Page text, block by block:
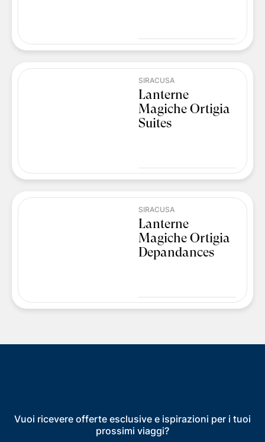
SIRACUSA
Lanterne
Magiche Ortigia
Suites
SIRACUSA
Lanterne
Magiche Ortigia
Depandances
Vuoi ricevere offerte esclusive e ispirazioni per i tuoi
prossimi viaggi?